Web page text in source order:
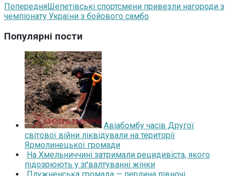
ПопередняШепетівські спортсмени привезли нагороди з
чемпіонату України з бойового самбо
Популярні пости
Авіабомбу часів Другої
світової війни ліквідували на території
Ярмолинецької громади
На Хмельниччині затримали рецидивіста, якого
підозрюють у зґвалтуванні жінки